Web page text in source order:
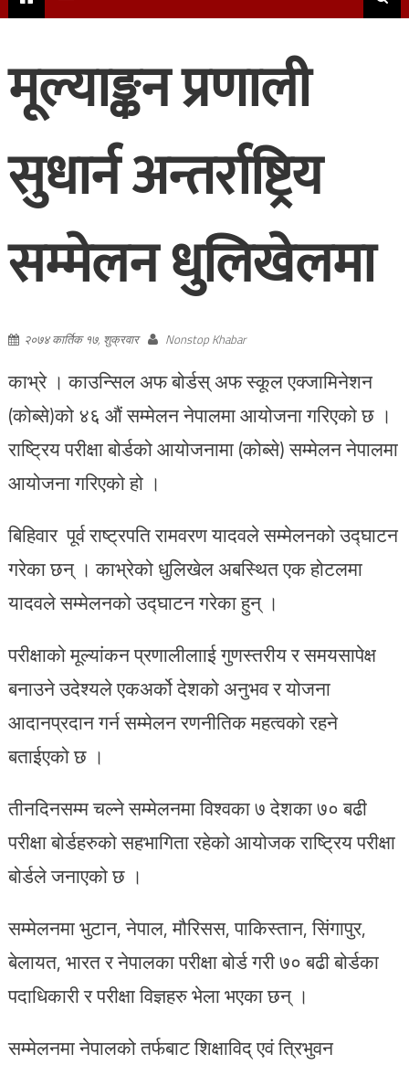
मूल्याङ्कन प्रणाली
सुधार्न अन्तर्राष्ट्रिय
सम्मेलन धुलिखेलमा
२०७४ कार्तिक १७, शुक्रवार Nonstop Khabar
काभ्रे । काउन्सिल अफ बोर्डस् अफ स्कूल एक्जामिनेशन
(कोब्से)को ४६ औं सम्मेलन नेपालमा आयोजना गरिएको छ ।
राष्ट्रिय परीक्षा बोर्डको आयोजनामा (कोब्से) सम्मेलन नेपालमा
आयोजना गरिएको हो ।
बिहिवार पूर्व राष्ट्रपति रामवरण यादवले सम्मेलनको उद्घाटन
गरेका छन् । काभ्रेको धुलिखेल अबस्थित एक होटलमा
यादवले सम्मेलनको उद्घाटन गरेका हुन् ।
परीक्षाको मूल्यांकन प्रणालीलााई गुणस्तरीय र समयसापेक्ष
बनाउने उदेश्यले एकअर्को देशको अनुभव र योजना
आदानप्रदान गर्न सम्मेलन रणनीतिक महत्वको रहने
बताईएको छ ।
तीनदिनसम्म चल्ने सम्मेलनमा विश्वका ७ देशका ७० बढी
परीक्षा बोर्डहरुको सहभागिता रहेको आयोजक राष्ट्रिय परीक्षा
बोर्डले जनाएको छ ।
सम्मेलनमा भुटान, नेपाल, मौरिसस, पाकिस्तान, सिंगापुर,
बेलायत, भारत र नेपालका परीक्षा बोर्ड गरी ७० बढी बोर्डका
पदाधिकारी र परीक्षा विज्ञहरु भेला भएका छन् ।
सम्मेलनमा नेपालको तर्फबाट शिक्षाविद् एवं त्रिभुवन